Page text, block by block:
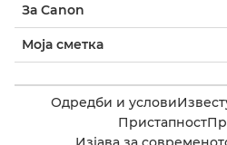
За Canon
Моја сметка
Одредби и услови
Пристапност